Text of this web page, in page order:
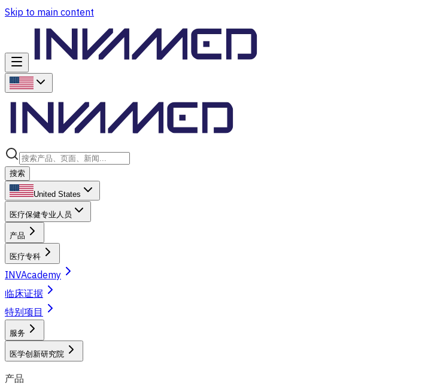
Skip to main content
搜索
United States
医疗保健专业人员
产品
医疗专科
INVAcademy
临床证据
特别项目
服务
医学创新研究院
产品